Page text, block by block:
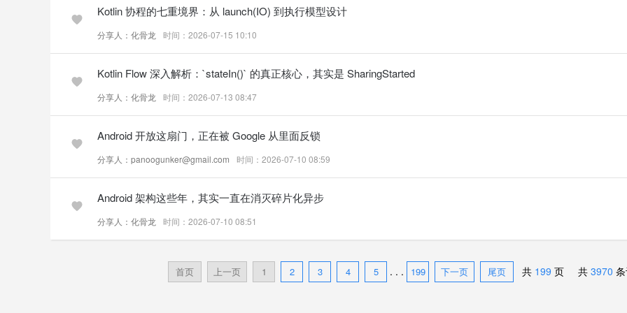
Kotlin 协程的七重境界：从 launch(IO) 到执行模型设计
分享人：化骨龙 时间：2026-07-15 10:10
Kotlin Flow 深入解析：`stateIn()` 的真正核心，其实是 SharingStarted
分享人：化骨龙 时间：2026-07-13 08:47
Android 开放这扇门，正在被 Google 从里面反锁
分享人：panoogunker@gmail.com 时间：2026-07-10 08:59
Android 架构这些年，其实一直在消灭碎片化异步
分享人：化骨龙 时间：2026-07-10 08:51
首页 上一页 1 2 3 4 5 . . . 199 下一页 尾页 共 199 页 共 3970